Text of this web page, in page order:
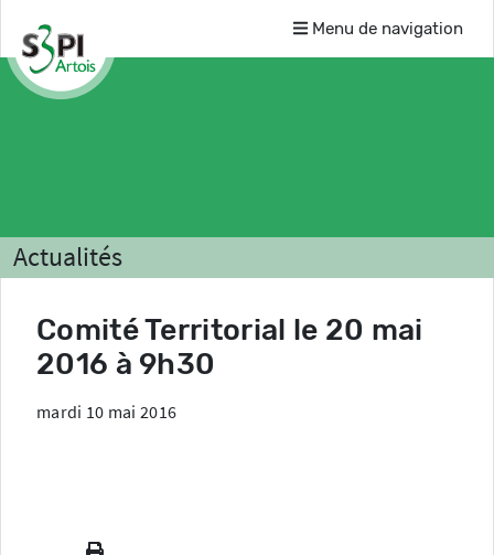
Menu de navigation
Actualités
Comité Territorial le 20 mai
2016 à 9h30
mardi 10 mai 2016